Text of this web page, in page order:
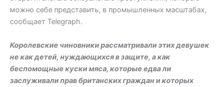
можно себе представить, в промышленных масштабах,
сообщает Telegraph.
Королевские чиновники рассматривали этих девушек
не как детей, нуждающихся в защите, а как
беспомощные куски мяса, которые едва ли
заслуживали прав британских граждан и которых